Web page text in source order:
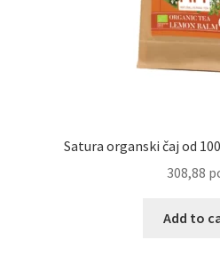
Satura organski čaj od
308,88
Add to